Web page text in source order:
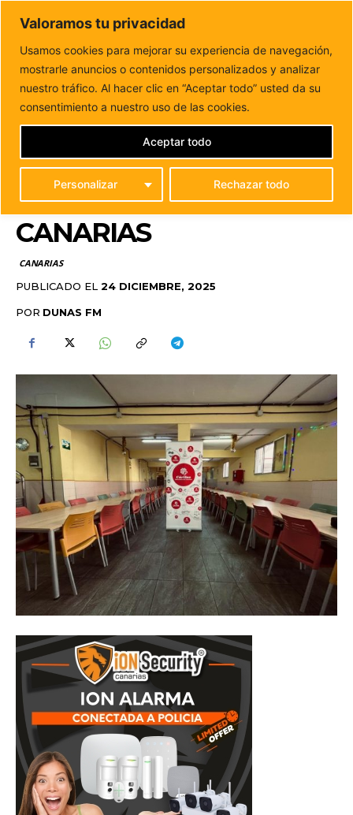
Valoramos tu privacidad
Usamos cookies para mejorar su experiencia de navegación,
mostrarle anuncios o contenidos personalizados y analizar
nuestro tráfico. Al hacer clic en “Aceptar todo” usted da su
consentimiento a nuestro uso de las cookies.
Personalizar Rechazar todo
Aceptar todo
DUNAS FM
Tu informacion de forma cercana
Inicio CANARIAS
Cáritas alerta de un aumento del 19% de
familias en exclusión residencial...
CÁRITAS ALERTA DE UN
AUMENTO DEL 19% DE
FAMILIAS EN EXCLUSIÓN
RESIDENCIAL EN
CANARIAS
CANARIAS
PUBLICADO EL 24 DICIEMBRE, 2025
POR DUNAS FM